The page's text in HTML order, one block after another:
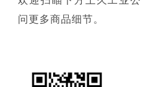
问更多商品细节。